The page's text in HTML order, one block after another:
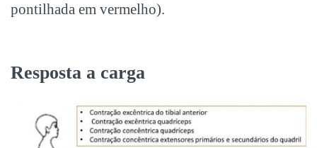
pontilhada em vermelho).
Resposta a carga